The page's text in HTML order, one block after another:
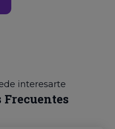
interesarte